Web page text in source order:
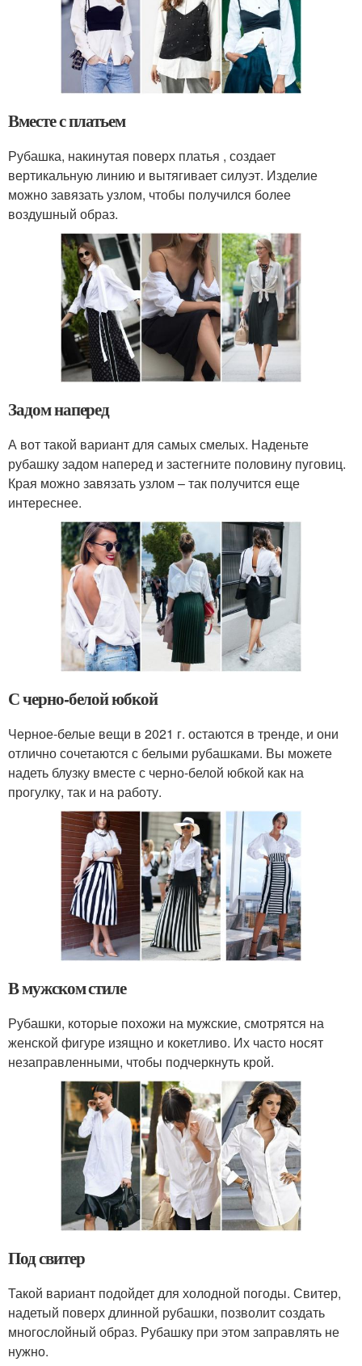
Вместе с платьем
Рубашка, накинутая поверх платья , создает
вертикальную линию и вытягивает силуэт. Изделие
можно завязать узлом, чтобы получился более
воздушный образ.
Задом наперед
А вот такой вариант для самых смелых. Наденьте
рубашку задом наперед и застегните половину пуговиц.
Края можно завязать узлом – так получится еще
интереснее.
С черно-белой юбкой
Черное-белые вещи в 2021 г. остаются в тренде, и они
отлично сочетаются с белыми рубашками. Вы можете
надеть блузку вместе с черно-белой юбкой как на
прогулку, так и на работу.
В мужском стиле
Рубашки, которые похожи на мужские, смотрятся на
женской фигуре изящно и кокетливо. Их часто носят
незаправленными, чтобы подчеркнуть крой.
Под свитер
Такой вариант подойдет для холодной погоды. Свитер,
надетый поверх длинной рубашки, позволит создать
многослойный образ. Рубашку при этом заправлять не
нужно.